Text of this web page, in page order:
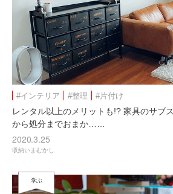
#インテリア #整理 #片付け
レンタル以上のメリットも!? 家具のサブ
から処分までおまか……
2020.3.25
収納いまむかし
学ぶ